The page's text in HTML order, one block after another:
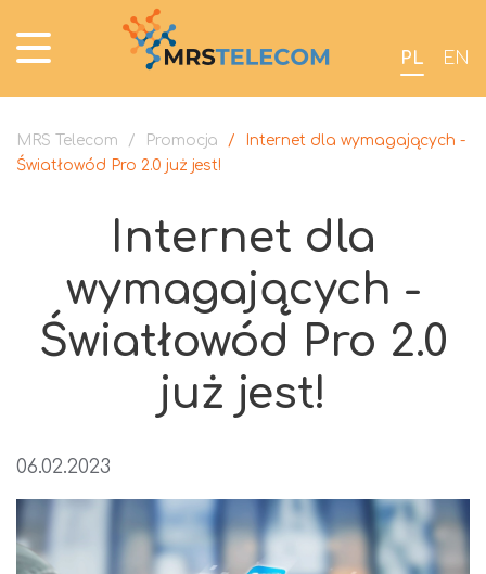
PL EN
MRS Telecom / Promocja /
Internet dla wymagających -
Światłowód Pro 2.0 już jest!
Internet dla
wymagających -
Światłowód Pro 2.0
już jest!
06.02.2023